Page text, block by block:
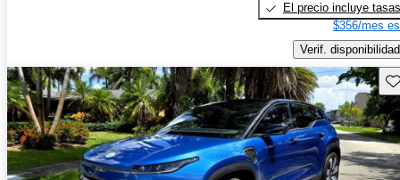
El precio incluye tasas
$356/mes
Verif. disponibilidad